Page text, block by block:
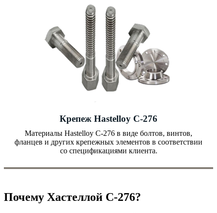
Крепеж Hastelloy C-276
Материалы Hastelloy C-276 в виде болтов, винтов,
фланцев и других крепежных элементов в соответствии
со спецификациями клиента.
Почему Хастеллой C-276?